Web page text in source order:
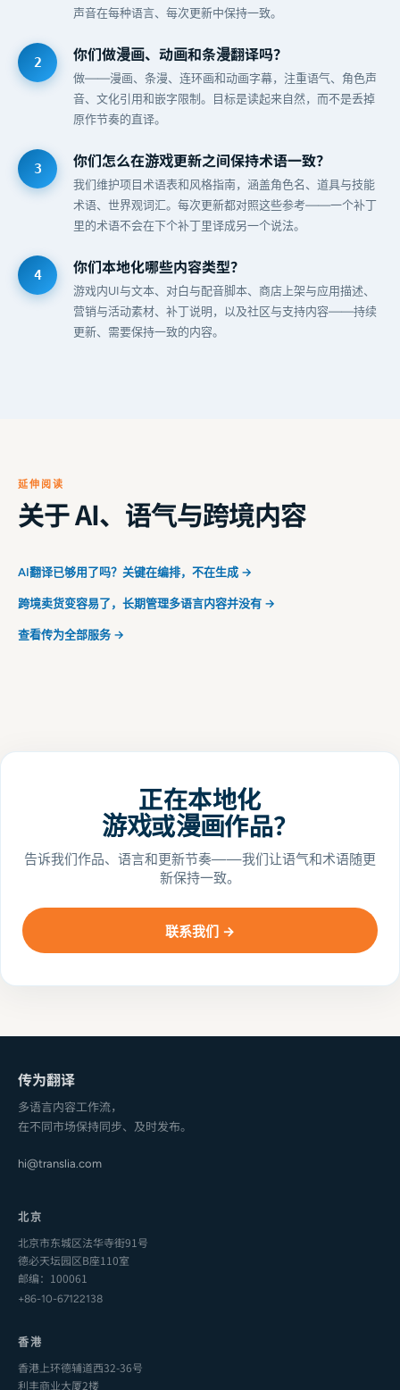
声音在每种语言、每次更新中保持一致。
你们做漫画、动画和条漫翻译吗？
做——漫画、条漫、连环画和动画字幕，注重语气、角色声
音、文化引用和嵌字限制。目标是读起来自然，而不是丢掉
原作节奏的直译。
你们怎么在游戏更新之间保持术语一致？
我们维护项目术语表和风格指南，涵盖角色名、道具与技能
术语、世界观词汇。每次更新都对照这些参考——一个补丁
里的术语不会在下个补丁里译成另一个说法。
你们本地化哪些内容类型？
游戏内UI与文本、对白与配音脚本、商店上架与应用描述、
营销与活动素材、补丁说明，以及社区与支持内容——持续
更新、需要保持一致的内容。
延伸阅读
关于 AI、语气与跨境内容
AI翻译已够用了吗？关键在编排，不在生成 →
跨境卖货变容易了，长期管理多语言内容并没有 →
查看传为全部服务 →
正在本地化
游戏或漫画作品？
告诉我们作品、语言和更新节奏——我们让语气和术语随更
新保持一致。
联系我们 →
传为翻译
多语言内容工作流，
在不同市场保持同步、及时发布。
hi@translia.com
北京
北京市东城区法华寺街91号
德必天坛园区B座110室
邮编：100061
+86-10-67122138
香港
香港上环德辅道西32-36号
利丰商业大厦2楼